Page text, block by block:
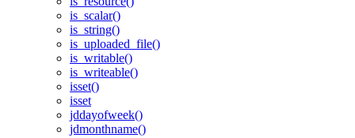
is_scalar()
is_string()
is_uploaded_file()
is_writable()
is_writeable()
isset()
isset
jddayofweek()
jdmonthname()